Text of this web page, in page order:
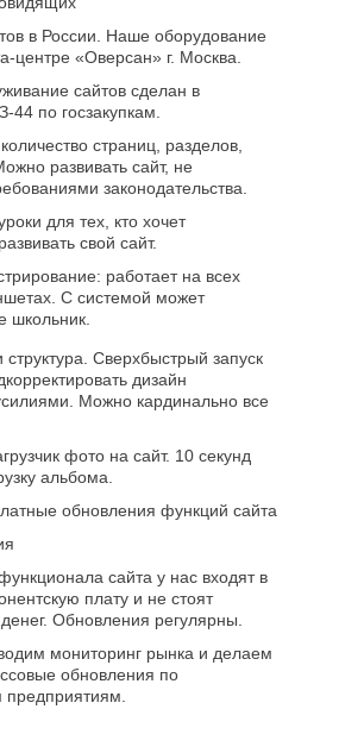
в России. Наше оборудование
центре «Оверсан» г. Москва.
сайтов сделан в
44 по госзакупкам.
страниц, разделов,
развивать сайт, не
законодательства.
для тех, кто хочет
свой сайт.
работает на всех
С системой может
школьник.
структура. Сверхбыстрый запуск
дизайн
Можно кардинально все
фото на сайт. 10 секунд
альбома.
обновления функций сайта
сайта у нас входят в
плату и не стоят
Обновления регулярны.
мониторинг рынка и делаем
обновления по
предприятиям.